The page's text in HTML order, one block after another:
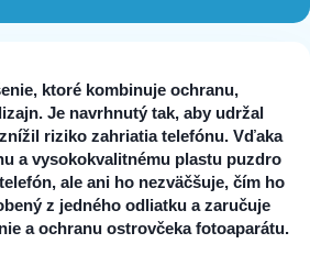
ktoré kombinuje ochranu,
Je navrhnutý tak, aby udržal
riziko zahriatia telefónu. Vďaka
a vysokokvalitnému plastu puzdro
ale ani ho nezväčšuje, čím ho
z jedného odliatku a zaručuje
a ochranu ostrovčeka fotoaparátu.